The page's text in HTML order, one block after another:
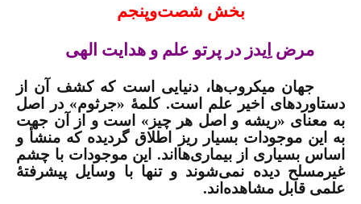
بخش شصت‌وپنجم
مرض اِیدز در پرتو علم و هدایت الهی
جهان میکروب‌ها، دنیایی است که کشف آن از
دستاوردهای اخیر علم است. کلمۀ «جرثوم» در اصل
به معنای «ریشه و اصل هر چیز» است و از آن جهت
به این موجودات بسیار ریز اطلاق گردیده که منشأ و
اساس بسیاری از بیماری‌هااند. این موجودات با چشم
غیرمسلح دیده نمی‌شوند و تنها با وسایل پیشرفتۀ
علمی قابل مشاهده‌اند.